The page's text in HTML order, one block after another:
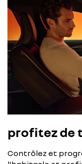
profitez de
Contrôlez et